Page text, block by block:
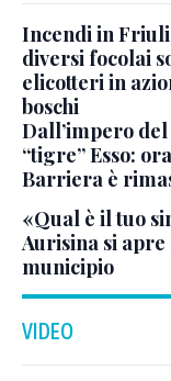
Incendi in Friuli
diversi focolai
elicotteri in
boschi
Dall’impero
“tigre” Esso:
Barriera è
«Qual è il tuo
Aurisina si
municipio
VIDEO